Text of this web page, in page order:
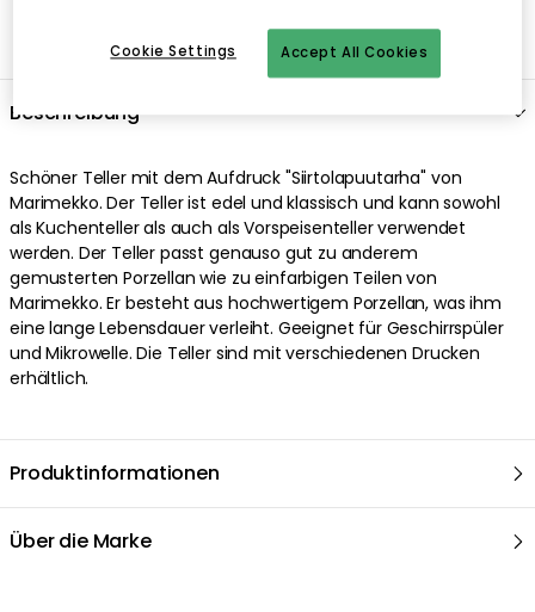
Beschreibung
Schöner Teller mit dem Aufdruck "Siirtolapuutarha" von
Marimekko. Der Teller ist edel und klassisch und kann sowohl
als Kuchenteller als auch als Vorspeisenteller verwendet
werden. Der Teller passt genauso gut zu anderem
gemusterten Porzellan wie zu einfarbigen Teilen von
Marimekko. Er besteht aus hochwertigem Porzellan, was ihm
eine lange Lebensdauer verleiht. Geeignet für Geschirrspüler
und Mikrowelle. Die Teller sind mit verschiedenen Drucken
erhältlich.
Produktinformationen
Über die Marke
Accept All Cookies
Cookie Settings